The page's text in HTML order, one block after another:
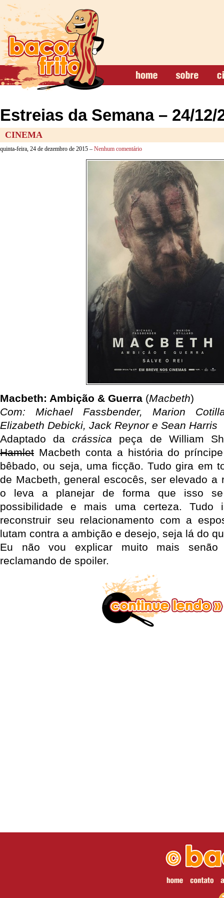
Estreias da Semana – 24/12/
CINEMA
quinta-feira, 24 de dezembro de 2015 – Nenhum comentário
Macbeth: Ambição & Guerra (Macbeth)
Com: Michael Fassbender, Marion
Elizabeth Debicki, Jack Reynor e Sean Harris
Adaptado dacrássica peça de William
Hamlet Macbeth conta a história do
bêbado, ou seja, uma ficção. Tudo gira em
de Macbeth, general escocês, ser elevado a
o leva a planejar de forma que isso
possibilidade e mais uma certeza. Tudo
reconstruir seu relacionamento com a
lutam contra a ambição e desejo, seja lá do
Eu não vou explicar muito mais senão
reclamando de spoiler.